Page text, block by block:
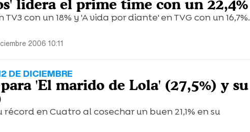
lidera el prime time con un 22,4%
con un 18% y 'A vida por diante' en TVG con un 16,7%.
2006 10:11
DE DICIEMBRE
'El marido de Lola' (27,5%) y su
récord en Cuatro al cosechar un buen 21,1% en su